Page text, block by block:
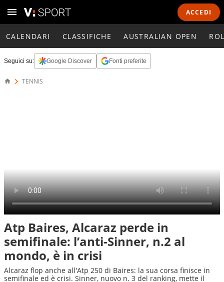
ACCEDI
CALENDARI CLASSIFICHE AUSTRALIAN OPEN
Seguici su: Google Discover Fonti preferite
TENNIS
Atp Baires, Alcaraz perde in
semifinale: l’anti-Sinner, n.2 al
mondo, è in crisi
Alcaraz flop anche all'Atp 250 di Baires: la sua corsa finisce in
semifinale ed è crisi. Sinner, nuovo n. 3 del ranking, mette il